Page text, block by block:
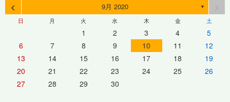
< 9月 2020 ▼
日 月 火 水 木 金 土
1 2 3 4
5
6
7 8 9 10 11
12
13
14 15 16 17 18
19
20
21 22 23 24 25
26
27
28 29 30